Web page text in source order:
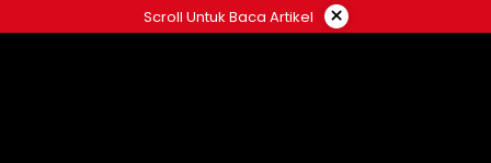
ke
Scroll Untuk Baca Artikel ×